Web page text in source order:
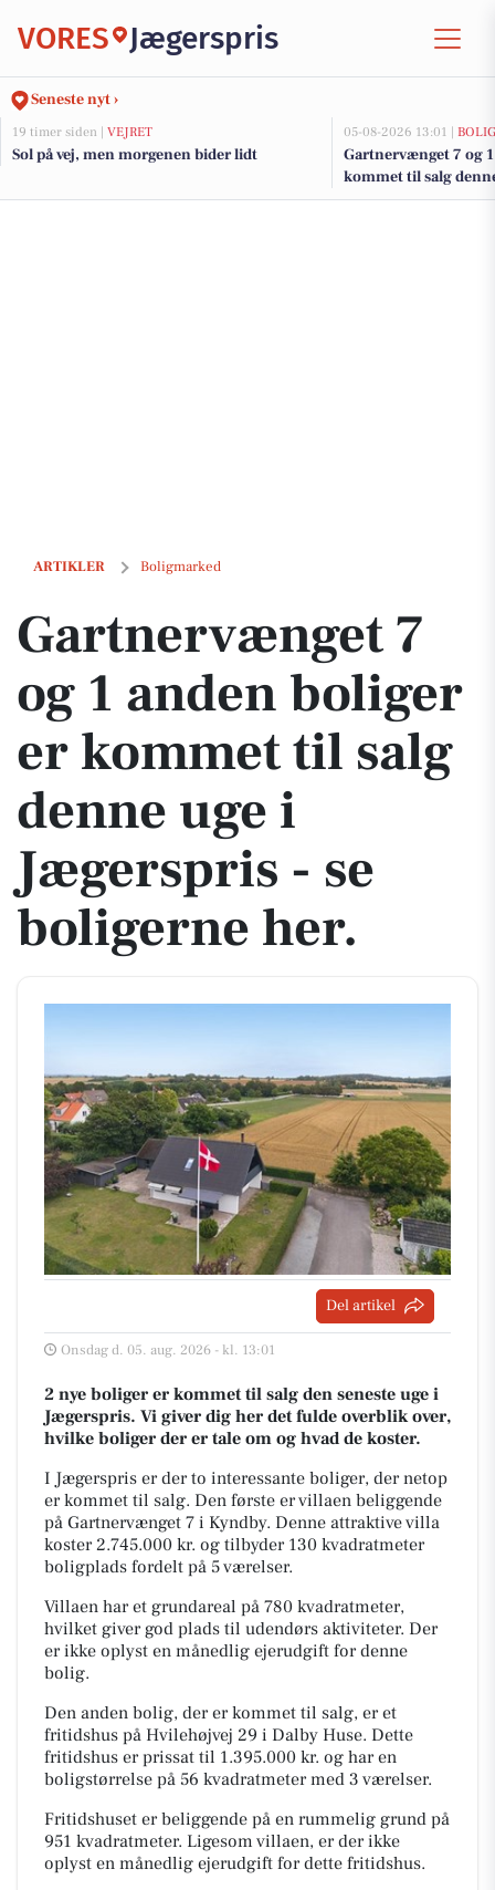
VORES Jægerspris
Seneste nyt ›
19 timer siden | VEJRET
Sol på vej, men morgenen bider lidt
05-08-2026 13:01 |
Gartnervænget 7 og
kommet til salg
boligerne her.
ARTIKLER Boligmarked
Gartnervænget 7 og 1 anden boliger er kommet til salg denne uge i
Gartnervænget 7
og 1 anden boliger
er kommet til salg
denne uge i
Jægerspris - se
boligerne her.
Del artikel
Onsdag d. 05. aug. 2026 - kl. 13:01
2 nye boliger er kommet til salg den seneste uge i
Jægerspris. Vi giver dig her det fulde overblik over,
hvilke boliger der er tale om og hvad de koster.
I Jægerspris er der to interessante boliger, der netop
er kommet til salg. Den første er villaen beliggende
på Gartnervænget 7 i Kyndby. Denne attraktive villa
koster 2.745.000 kr. og tilbyder 130 kvadratmeter
boligplads fordelt på 5 værelser.
Villaen har et grundareal på 780 kvadratmeter,
hvilket giver god plads til udendørs aktiviteter. Der
er ikke oplyst en månedlig ejerudgift for denne
bolig.
Den anden bolig, der er kommet til salg, er et
fritidshus på Hvilehøjvej 29 i Dalby Huse. Dette
fritidshus er prissat til 1.395.000 kr. og har en
boligstørrelse på 56 kvadratmeter med 3 værelser.
Fritidshuset er beliggende på en rummelig grund på
951 kvadratmeter. Ligesom villaen, er der ikke
oplyst en månedlig ejerudgift for dette fritidshus.